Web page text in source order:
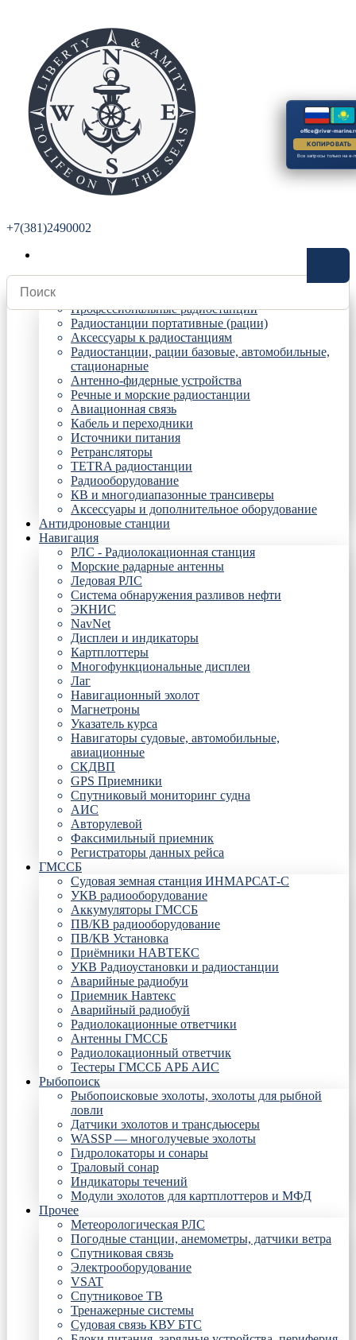
+7(381)2490002
Радиостанции
Профессиональные радиостанции
Радиостанции портативные (рации)
Аксессуары к радиостанциям
Радиостанции, рации базовые, автомобильные,
стационарные
Антенно-фидерные устройства
Речные и морские радиостанции
Авиационная связь
Кабель и переходники
Источники питания
Ретрансляторы
TETRA радиостанции
Радиооборудование
КВ и многодиапазонные трансиверы
Аксессуары и дополнительное оборудование
Антидроновые станции
Навигация
РЛС - Радиолокационная станция
Морские радарные антенны
Ледовая РЛС
Система обнаружения разливов нефти
ЭКНИС
NavNet
Дисплеи и индикаторы
Картплоттеры
Многофункциональные дисплеи
Лаг
Навигационный эхолот
Магнетроны
Указатель курса
Навигаторы судовые, автомобильные,
авиационные
СКДВП
GPS Приемники
Спутниковый мониторинг судна
АИС
Авторулевой
Факсимильный приемник
Регистраторы данных рейса
ГМССБ
Судовая земная станция ИНМАРСАТ-С
УКВ радиооборудование
Аккумуляторы ГМССБ
ПВ/КВ радиооборудование
ПВ/КВ Установка
Приёмники НАВТЕКС
УКВ Радиоустановки и радиостанции
Аварийные радиобуи
Приемник Навтекс
Аварийный радиобуй
Радиолокационные ответчики
Антенны ГМССБ
Радиолокационный ответчик
Тестеры ГМССБ АРБ АИС
Рыбопоиск
Рыбопоисковые эхолоты, эхолоты для рыбной
ловли
Датчики эхолотов и трансдьюсеры
WASSP — многолучевые эхолоты
Гидролокаторы и сонары
Траловый сонар
Индикаторы течений
Модули эхолотов для картплоттеров и МФД
Прочее
Метеорологическая РЛС
Погодные станции, анемометры, датчики ветра
Спутниковая связь
Электрооборудование
VSAT
Спутниковое ТВ
Тренажерные системы
Судовая связь КВУ БТС
office@river-
КОПИРОВАТЬ
Все запросы только на e-